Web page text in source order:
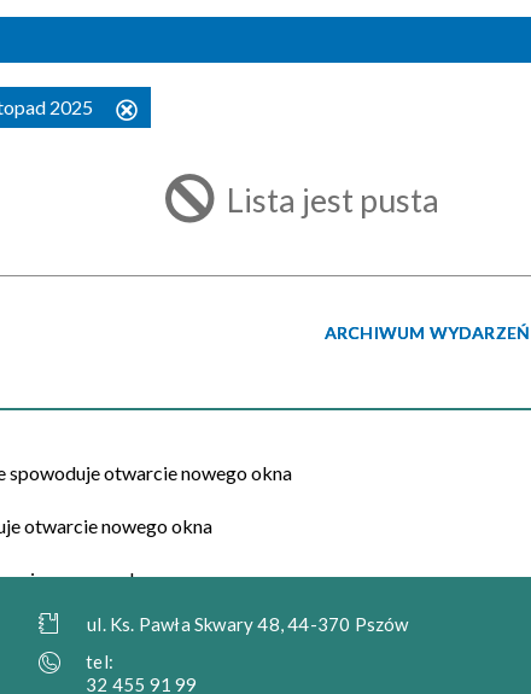
2025
Lista jest pusta
ARCHIWUM WYDARZEŃ
ul. Ks. Pawła Skwary 48, 44-370 Pszów
tel:
32 455 91 99